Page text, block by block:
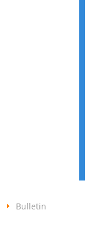
Bulletin